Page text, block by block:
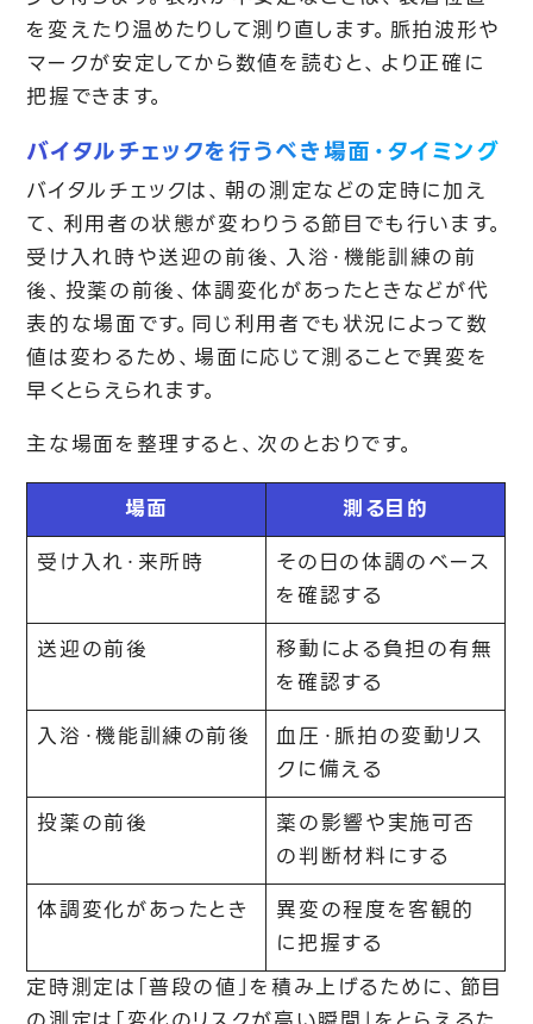
を変えたり温めたりして測り直します。脈拍波形や
マークが安定してから数値を読むと、より正確に
把握できます。
バイタルチェックを行うべき場面・タイミング
バイタルチェックは、朝の測定などの定時に加え
て、利用者の状態が変わりうる節目でも行います。
受け入れ時や送迎の前後、入浴・機能訓練の前
後、投薬の前後、体調変化があったときなどが代
表的な場面です。同じ利用者でも状況によって数
値は変わるため、場面に応じて測ることで異変を
早くとらえられます。
主な場面を整理すると、次のとおりです。
場面
測る目的
受け入れ・来所時
その日の体調のベース
を確認する
送迎の前後
移動による負担の有無
を確認する
入浴・機能訓練の前後
血圧・脈拍の変動リス
クに備える
投薬の前後
薬の影響や実施可否
の判断材料にする
体調変化があったとき
異変の程度を客観的
に把握する
定時測定は「普段の値」を積み上げるために、節目